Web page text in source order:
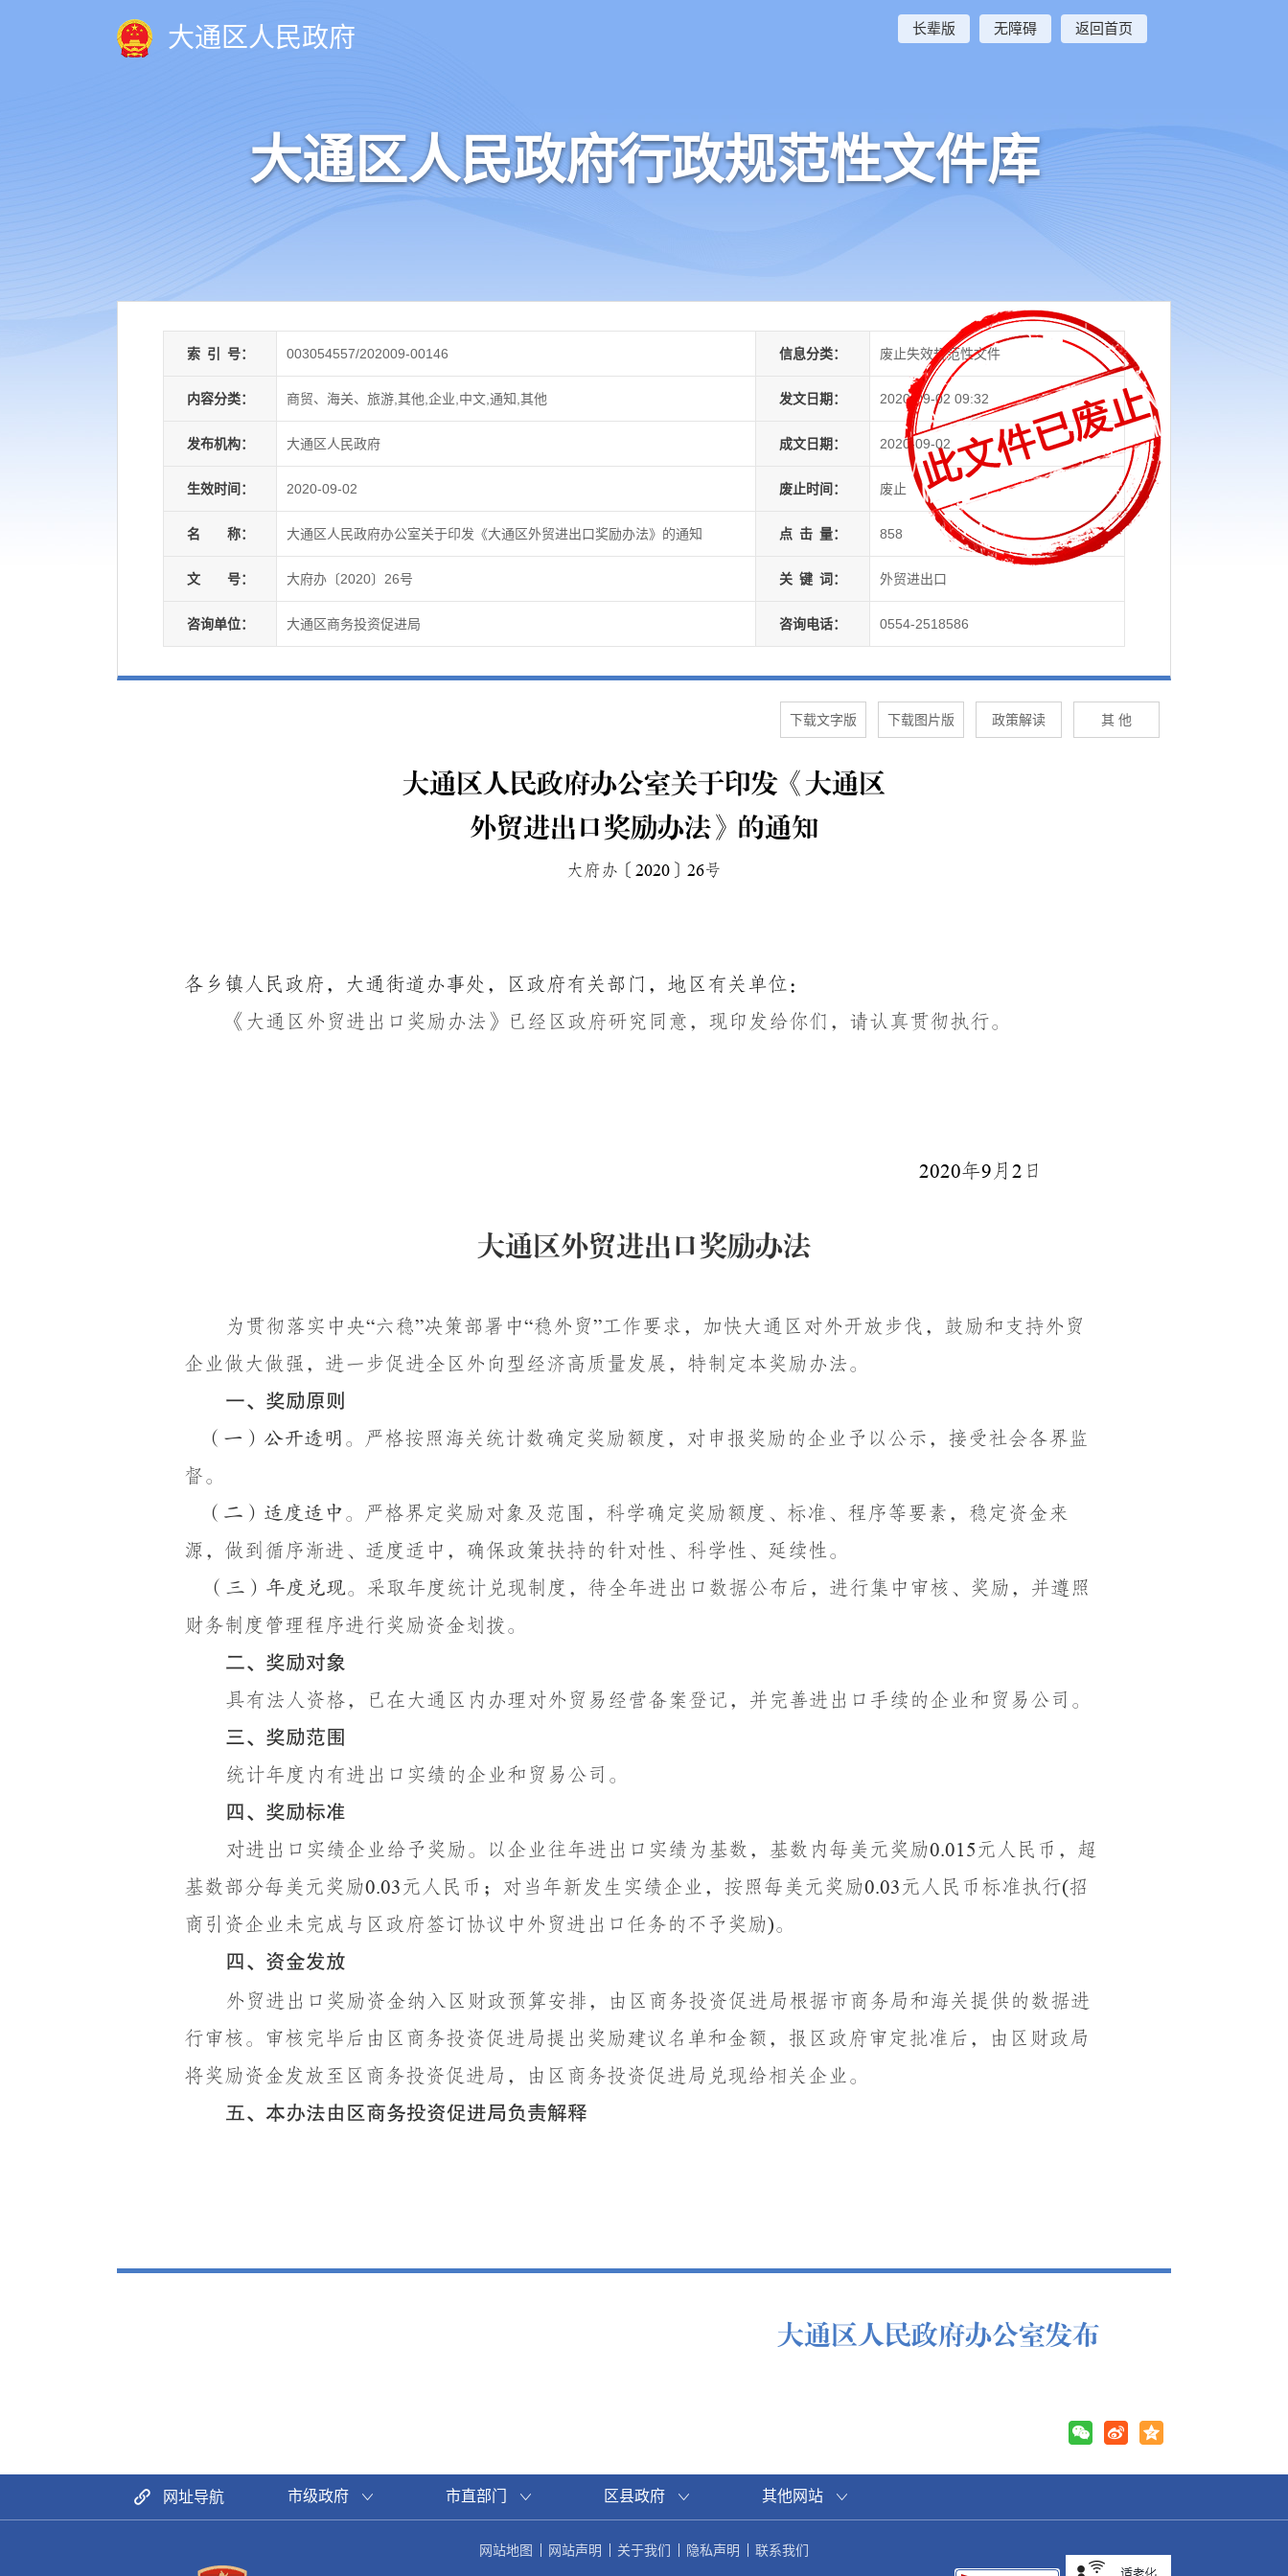
大通区人民政府 长辈版 无障碍 返回首页
大通区人民政府行政规范性文件库
索 引 号： 003054557/202009-00146 信息分类： 废止失效规范性文件
内容分类： 商贸、海关、旅游,其他,企业,中文,通知,其他 发文日期： 2020-09-02 09:32
发布机构： 大通区人民政府 成文日期： 2020-09-02
生效时间： 2020-09-02 废止时间： 废止
名 称： 大通区人民政府办公室关于印发《大通区外贸进出口奖励办法》的通知 点 击 量： 858
文 号： 大府办〔2020〕26号 关 键 词： 外贸进出口
咨询单位： 大通区商务投资促进局 咨询电话： 0554-2518586
下载文字版 下载图片版 政策解读 其 他
大通区人民政府办公室关于印发《大通区
外贸进出口奖励办法》的通知
大府办〔 2020 〕 26号
各乡镇人民政府，大通街道办事处，区政府有关部门， 地区有关单位：
《 大通区外贸进出口奖励办法 》 已经区政府研究 同意，现印发给你们，请认真贯彻执行。
2020年9 月 2 日
大通区外贸进出口奖励办法
为贯彻落实中央“六稳”决策部署中“稳外贸”工作要求，加快大通区对外开放步伐，鼓励和支持外贸
企业做大做强， 进一步促进全区外向型经济高质量发展，特制定本奖励办法。
一、奖励原则
（一）公开透明。 严格按照海关统计数确定奖励额度，对申报奖励的企业予以公示，接受社会各界监
督。
（二）适度适中。 严格界定奖励对象及范围，科学确定奖励额度、标准、程序等要素，稳定资金来
源，做到循序渐进、适度适中，确保政策扶持的针对性、科学性、延续性。
（三）年度兑现。 采取年度统计兑现制度，待全年进出口数据公布 后，进行集中审核、奖励，并遵照
财务制度管理程序进行奖励资金划拨。
二、奖励对象
具有法人资格，已在大通区内办理对外贸易经营备案登记，并完善进出口手续的企业和贸易公司。
三、奖励范围
统计年度内有进出口实绩的企业和贸易公司。
四、奖励标准
对进出口实绩企业给予奖励。以企业往年进出口实绩为基数，基数内每美元奖励0.015元人民币，超
基数部分每美元奖励0.03元人民币；对当年新发生实绩企业，按照每美元奖励0.03元人民币标准执行(招
商引资企业未完成与区政府签订协议中外贸进出口任务的不予奖励)。
四、资金发放
外贸进出口奖励资金纳入区财政预算安排，
由区商务投资促进局根据市商务局和海关提供的数据进
行审核。 审核完毕后由区商务投资促进局提出奖励建议名单和金额，报区政府审定批准后，由区财政局
将奖励资金发放 至 区商务投资促进局，由区商务投资促进局兑现给相关企业。
五、本办法由区商务投资促进局负责解释
大通区人民政府办公室发布
网址导航 市级政府 市直部门 区县政府 其他网站
网站地图 网站声明 关于我们 隐私声明 联系我们